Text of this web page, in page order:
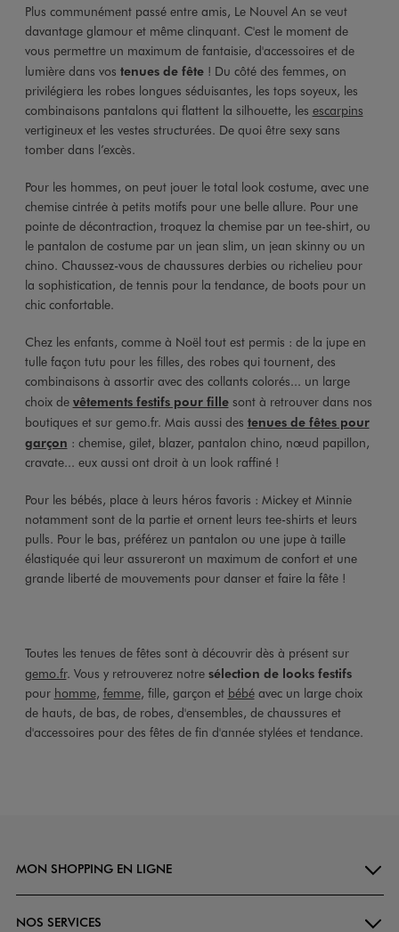
Plus communément passé entre amis, Le Nouvel An se veut
davantage glamour et même clinquant. C'est le moment de
vous permettre un maximum de fantaisie, d'accessoires et de
lumière dans vos tenues de fête! Du côté des femmes, on
privilégiera les robes longues séduisantes, les tops soyeux, les
combinaisons pantalons qui flattent la silhouette, les escarpins
vertigineux et les vestes structurées. De quoi être sexy sans
tomber dans l’excès.
Pour les hommes, on peut jouer le total look costume, avec une
chemise cintrée à petits motifs pour une belle allure. Pour une
pointe de décontraction, troquez la chemise par un tee-shirt, ou
le pantalon de costume par un jean slim, un jean skinny ou un
chino. Chaussez-vous de chaussures derbies ou richelieu pour
la sophistication, de tennis pour la tendance, de boots pour un
chic confortable.
Chez les enfants, comme à Noël tout est permis : de la jupe en
tulle façon tutu pour les filles, des robes qui tournent, des
combinaisons à assortir avec des collants colorés... un large
choix de vêtements festifs pour fillesont à retrouver dans nos
boutiques et sur gemo.fr. Mais aussi des tenues de fêtes pour
garçon : chemise, gilet, blazer, pantalon chino, nœud papillon,
cravate... eux aussi ont droit à un look raffiné !
Pour les bébés, place à leurs héros favoris : Mickey et Minnie
notamment sont de la partie et ornent leurs tee-shirts et leurs
pulls. Pour le bas, préférez un pantalon ou une jupe à taille
élastiquée qui leur assureront un maximum de confort et une
grande liberté de mouvements pour danser et faire la fête !
Toutes les tenues de fêtes sont à découvrir dès à présent sur
gemo.fr. Vous y retrouverez notre sélection de looks festifs
pour homme, femme, fille, garçon et bébéavec un large choix
de hauts, de bas, de robes, d'ensembles, de chaussures et
d'accessoires pour des fêtes de fin d'année stylées et tendance.
MON SHOPPING EN LIGNE
NOS SERVICES